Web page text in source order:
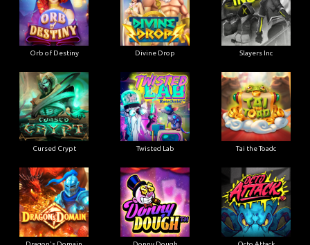
Orb of Destiny Divine Drop Slayers Inc
Cursed Crypt Twisted Lab Tai the Toadc